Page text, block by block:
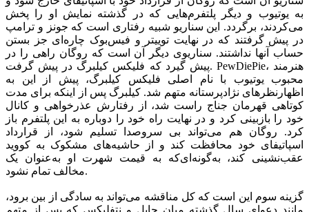
به یوتیوب و دیگر پلتفرم‌هایی که در گذشته نمایش او را پخش
می‌کردند، برگردد. این سناریو شبیه رفتاری است که جونز و ترامپ
در پیش گرفتند که در نهایت توییتر و فیس‌بوک چاره‌ای جز بستن
حساب آنها نداشتند. سناریوی دیگر آن است که روگان راهی را در
پیش گیرد که فلیکس کیلبرگ در پیش گرفت. PewDiePie، هنرمند
محبوب یوتیوب با نام اصلی فلیکس کیلبرگ، پیش از این به
اظهارنظرهای نژادپرستانه متهم شد. کیلبرگ پس از اینکه برای مدت
کوتاهی قهرمان جناج راست شد، از رفتارش عذرخواهی و کانال
خود را بازبینی کرد و در نهایت راه خود را دوباره به این پلتفرم باز
کرد. روگان هم می‌تواند بی سروصدا تسلیم شود، از قرارداد
اسپاتیفای خود محافظت کند و از حاشیه‌های مشکوک به کووید
عقب‌نشینی کند، به‌گونه‌ای‌که به قیمت شهرت او به‌عنوان یک
مخالف تمام نشود.
گزینه سوم این است که کل مناقشه می‌تواند به سادگی از بین برود،